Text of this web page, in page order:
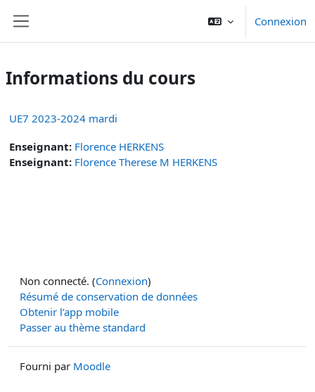
Connexion
Informations du cours
UE7 2023-2024 mardi
Enseignant: Florence HERKENS
Enseignant: Florence Therese M HERKENS
Non connecté. (Connexion)
Résumé de conservation de données
Obtenir l’app mobile
Passer au thème standard
Fourni par Moodle